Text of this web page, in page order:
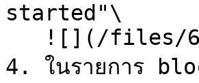
started"\
4. ในรายการ